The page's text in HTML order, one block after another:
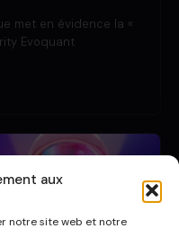
aux
notre site web et notre
met en évidence la «
Evoquant